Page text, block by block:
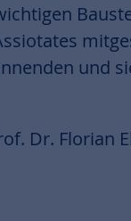
und
Dr. Florian